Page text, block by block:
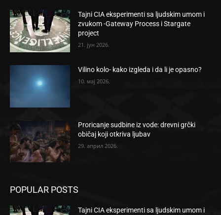
Tajni CIA eksperimenti sa ljudskim umom i
zvukom -Gateway Process i Stargate
project
21. јун 2026.
Vilino kolo- kako izgleda i da li je opasno?
10. мај 2026.
Proricanje sudbine iz vode: drevni grčki
običaj koji otkriva ljubav
29. април 2026.
POPULAR POSTS
Tajni CIA eksperimenti sa ljudskim umom i